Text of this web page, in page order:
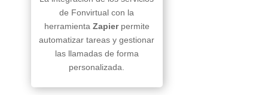
de Fonvirtual con la
herramienta Zapierpermite
automatizar tareas y gestionar
las llamadas de forma
personalizada.